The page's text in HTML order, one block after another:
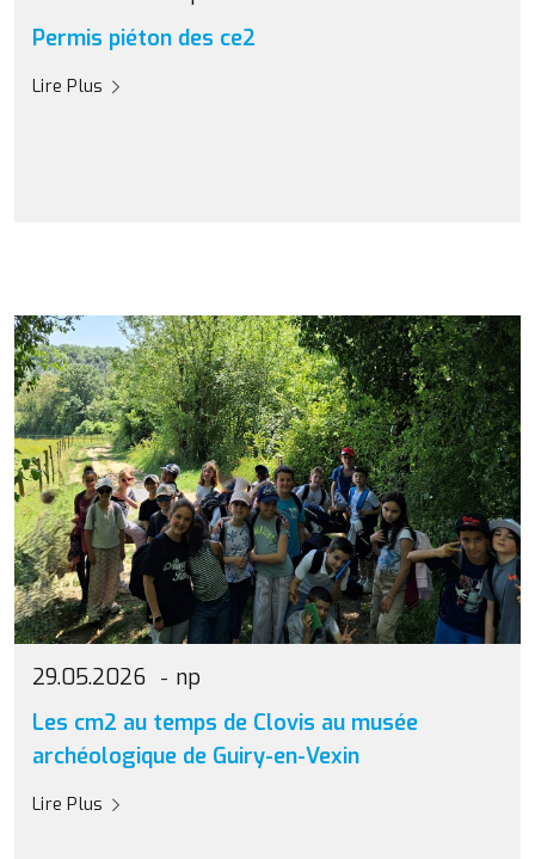
Permis piéton des ce2
Lire Plus
29.05.2026
np
Les cm2 au temps de Clovis au musée
archéologique de Guiry-en-Vexin
Lire Plus